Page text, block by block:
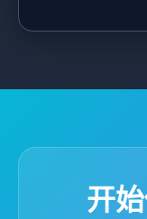
开